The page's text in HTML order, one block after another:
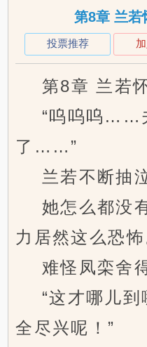
第8章 兰若
投票推荐
第8章 兰若
“呜呜呜……
了……”
兰若不断抽泣
她怎么都没
力居然这么恐怖
难怪凤栾舍得
“这才哪儿到
全尽兴呢！”